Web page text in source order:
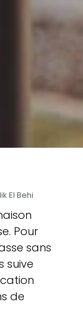
El Behi
Pour
sans
suive
de